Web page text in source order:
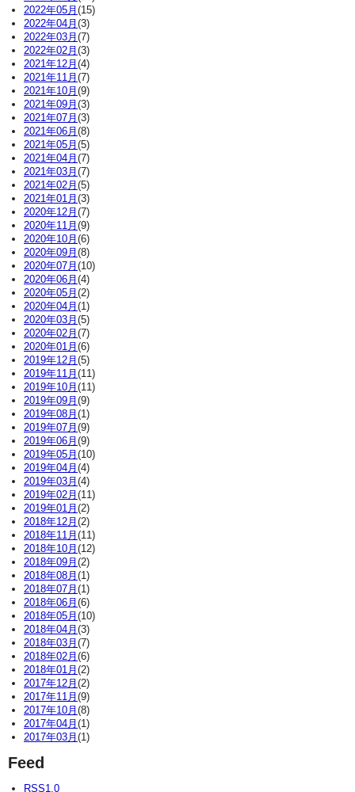
2022年05月(15)
2022年04月(3)
2022年03月(7)
2022年02月(3)
2021年12月(4)
2021年11月(7)
2021年10月(9)
2021年09月(3)
2021年07月(3)
2021年06月(8)
2021年05月(5)
2021年04月(7)
2021年03月(7)
2021年02月(5)
2021年01月(3)
2020年12月(7)
2020年11月(9)
2020年10月(6)
2020年09月(8)
2020年07月(10)
2020年06月(4)
2020年05月(2)
2020年04月(1)
2020年03月(5)
2020年02月(7)
2020年01月(6)
2019年12月(5)
2019年11月(11)
2019年10月(11)
2019年09月(9)
2019年08月(1)
2019年07月(9)
2019年06月(9)
2019年05月(10)
2019年04月(4)
2019年03月(4)
2019年02月(11)
2019年01月(2)
2018年12月(2)
2018年11月(11)
2018年10月(12)
2018年09月(2)
2018年08月(1)
2018年07月(1)
2018年06月(6)
2018年05月(10)
2018年04月(3)
2018年03月(7)
2018年02月(6)
2018年01月(2)
2017年12月(2)
2017年11月(9)
2017年10月(8)
2017年04月(1)
2017年03月(1)
Feed
RSS1.0